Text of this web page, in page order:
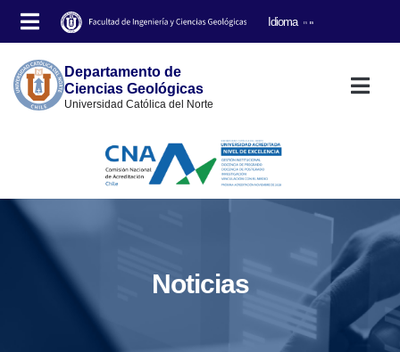
Idioma EN ES
Departamento de
Ciencias Geológicas
Universidad Católica del Norte
Noticias